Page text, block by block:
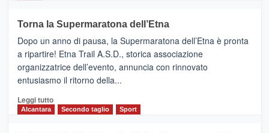
BROOKS
SuperMaratona
dell’Etna,
presentata
l’edizione
2026
Torna la Supermaratona dell’Etna
Dopo un anno di pausa, la Supermaratona dell’Etna è pronta
a ripartire! Etna Trail A.S.D., storica associazione
organizzatrice dell’evento, annuncia con rinnovato
entusiasmo il ritorno della...
Leggi tuttoLeggi
Alcantara Secondo taglio Sport